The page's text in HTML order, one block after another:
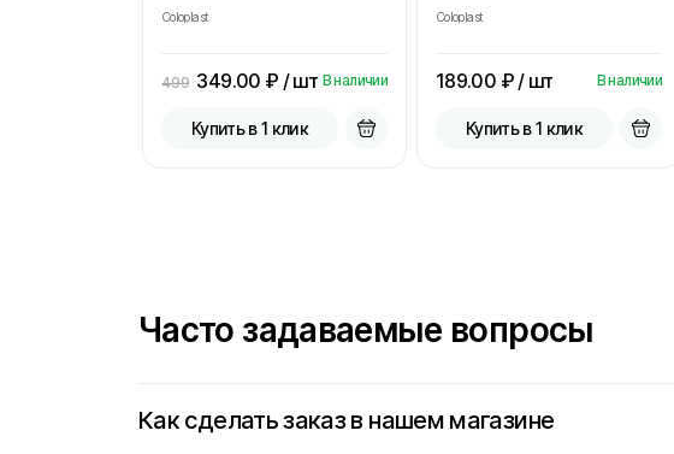
Coloplast
499 349.00 ₽ / шт В наличии
Купить в 1 клик
Coloplast
189.00 ₽ / шт В наличии
Купить в 1 клик
Часто задаваемые вопросы
Как сделать заказ в нашем магазине